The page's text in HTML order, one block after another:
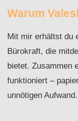
Warum
Mit mir erhältst du
Bürokraft, die
bietet. Zusammen
funktioniert –
unnötigen Aufwand.